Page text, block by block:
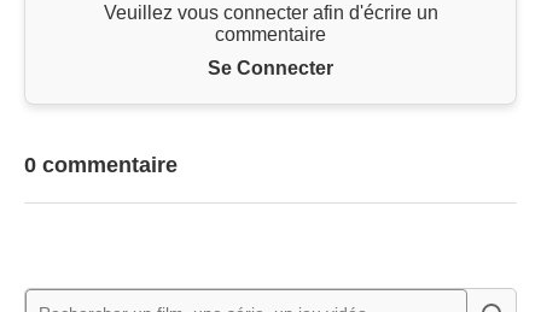
Veuillez vous connecter afin d'écrire un
commentaire
Se Connecter
0 commentaire